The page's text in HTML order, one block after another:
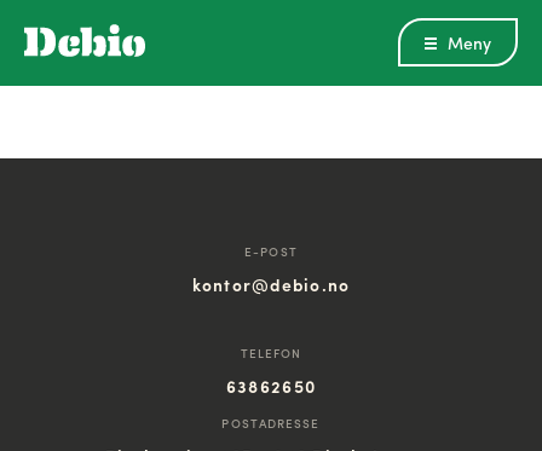
E-POST
kontor@debio.no
TELEFON
63862650
POSTADRESSE
Meny